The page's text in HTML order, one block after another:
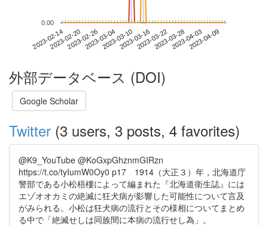
2023-02-142023-02-202023-02-262023-03-042023-03-102023-03-162023-03-222023-03-282023-04-032023-04-09
0.00
外部データベース (DOI)
Google Scholar
Twitter (3 users, 3 posts, 4 favorites)
@K9_YouTube @KoGxpGhznmGIRzn
https://t.co/tyIumW0Oy0 p17 1914（大正３）年，北海道庁
警部である小松梧樓によって編まれた『北海道衛生誌』には
エゾオオカミの絶滅に狂犬病が影響した可能性について言及
がみられる。小松は狂犬病の流行とその様相についてまとめ
る中で「絶滅せしは同族間に本病の流行せし為」。